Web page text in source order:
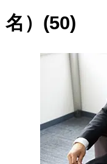
名）(50)